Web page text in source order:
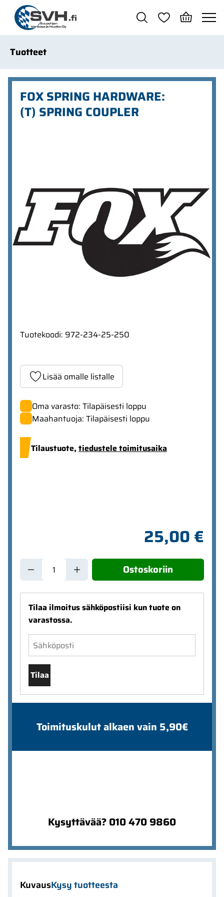
Siirry pääsisältöön
Tuotteet
FOX SPRING HARDWARE:
(T) SPRING COUPLER
Tuotekoodi: 972-234-25-250
Lisää omalle listalle
Oma varasto: Tilapäisesti loppu
Maahantuoja: Tilapäisesti loppu
Tilaustuote, tiedustele toimitusaika
25,00 €
Ostoskoriin
Tilaa ilmoitus sähköpostiisi kun tuote on
varastossa.
Tilaa
Toimituskulut alkaen vain 5,90€
Kysyttävää? 010 470 9860
KuvausKysy tuotteesta